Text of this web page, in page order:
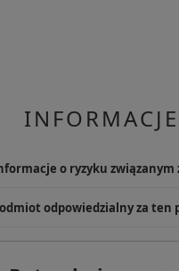
o ryzyku związanym
uszkodzenia ciała.
używać zgodnie z
odpowiedzialny za ten